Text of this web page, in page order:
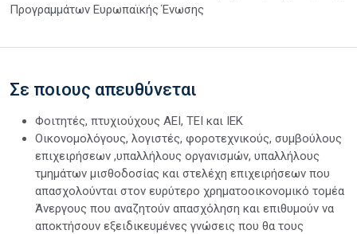
Προγραμμάτων Ευρωπαϊκής Ένωσης
Σε ποιους απευθύνεται
Φοιτητές, πτυχιούχους ΑΕΙ, ΤΕΙ και ΙΕΚ
Οικονομολόγους, λογιστές, φοροτεχνικούς, συμβούλους
επιχειρήσεων ,υπαλλήλους οργανισμών, υπαλλήλους
τμημάτων μισθοδοσίας και στελέχη επιχειρήσεων που
απασχολούνται στον ευρύτερο χρηματοοικονομικό τομέα
Άνεργους που αναζητούν απασχόληση και επιθυμούν να
αποκτήσουν εξειδικευμένες γνώσεις που θα τους